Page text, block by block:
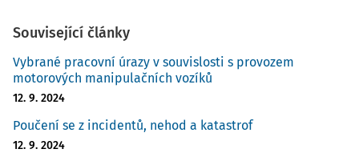
Související články
Vybrané pracovní úrazy v souvislosti s provozem
motorových manipulačních vozíků
12. 9. 2024
Poučení se z incidentů, nehod a katastrof
12. 9. 2024